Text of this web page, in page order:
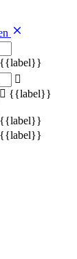
{{label}}
{{label}}
{{label}}
{{label}}